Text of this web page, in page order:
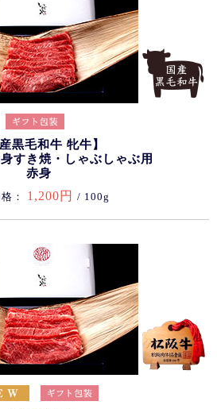
産黒毛和牛 牝牛】
すき焼・しゃぶしゃぶ用
赤身
： 1,200円 / 100g